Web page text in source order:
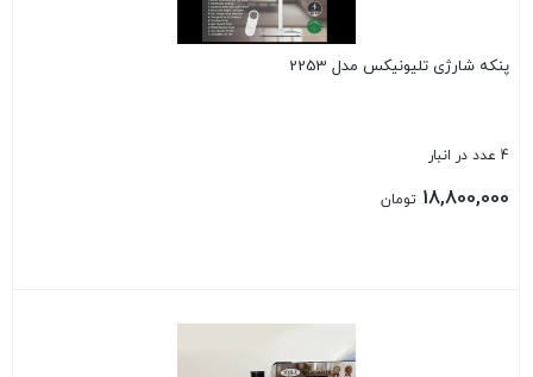
پنکه شارژی تلیونیکس مدل 2253
4 عدد در انبار
18,800,000 تومان